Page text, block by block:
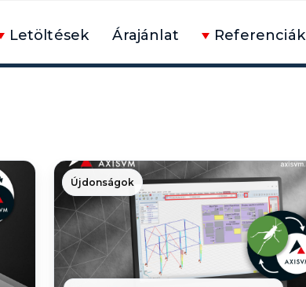
Letöltések Árajánlat Referenciák
Újdonságok